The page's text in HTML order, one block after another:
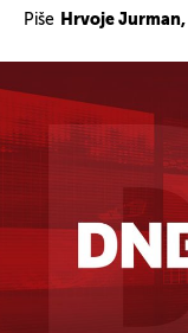
Piše Hrvoje Jurman,